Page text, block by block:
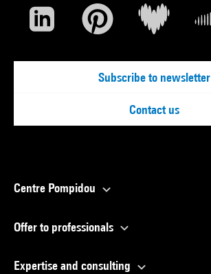
Subscribe to newsletter
Contact us
Centre Pompidou
Offer to professionals
Expertise and consulting